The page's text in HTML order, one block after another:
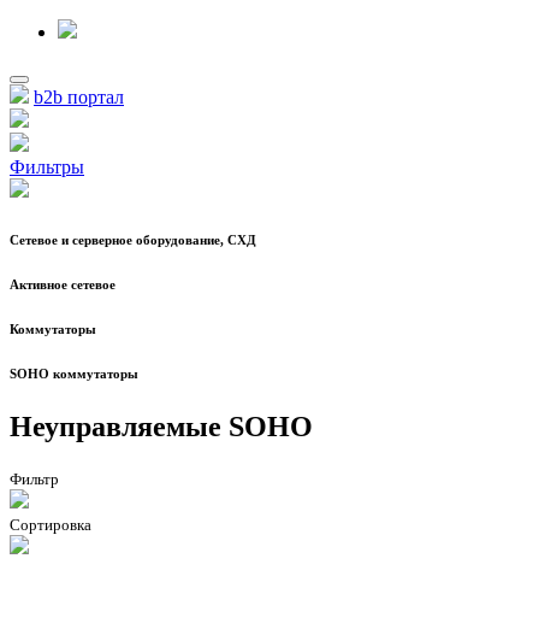
b2b портал
Фильтры
Сетевое и серверное оборудование, СХД
Активное сетевое
Коммутаторы
SOHO коммутаторы
Неуправляемые SOHO
Фильтр
Сортировка